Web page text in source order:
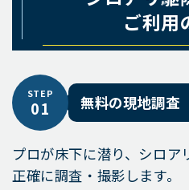
ご利用
STEP
01 無料の現地調査
プロが床下に潜り、シロア
正確に調査・撮影します。